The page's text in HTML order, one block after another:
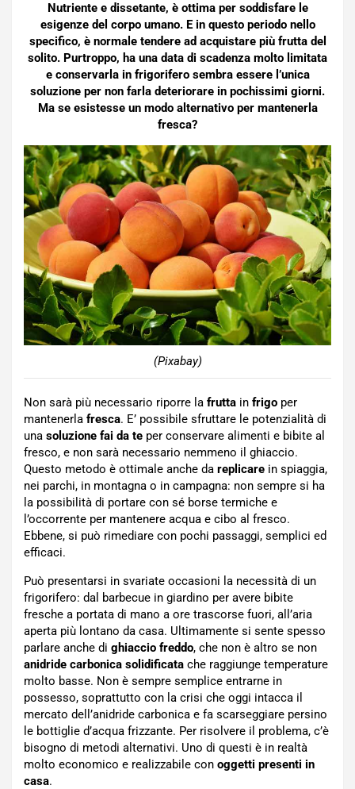
Nutriente e dissetante, è ottima per soddisfare le
esigenze del corpo umano. E in questo periodo nello
specifico, è normale tendere ad acquistare più frutta del
solito. Purtroppo, ha una data di scadenza molto limitata
e conservarla in frigorifero sembra essere l’unica
soluzione per non farla deteriorare in pochissimi giorni.
Ma se esistesse un modo alternativo per mantenerla
fresca?
(Pixabay)
Non sarà più necessario riporre la frutta in frigo per
mantenerla fresca. E’ possibile sfruttare le potenzialità di
una soluzione fai da te per conservare alimenti e bibite al
fresco, e non sarà necessario nemmeno il ghiaccio.
Questo metodo è ottimale anche da replicare in spiaggia,
nei parchi, in montagna o in campagna: non sempre si ha
la possibilità di portare con sé borse termiche e
l’occorrente per mantenere acqua e cibo al fresco.
Ebbene, si può rimediare con pochi passaggi, semplici ed
efficaci.
Può presentarsi in svariate occasioni la necessità di un
frigorifero: dal barbecue in giardino per avere bibite
fresche a portata di mano a ore trascorse fuori, all’aria
aperta più lontano da casa. Ultimamente si sente spesso
parlare anche di ghiaccio freddo, che non è altro se non
anidride carbonica solidificata che raggiunge temperature
molto basse. Non è sempre semplice entrarne in
possesso, soprattutto con la crisi che oggi intacca il
mercato dell’anidride carbonica e fa scarseggiare persino
le bottiglie d’acqua frizzante. Per risolvere il problema, c’è
bisogno di metodi alternativi. Uno di questi è in realtà
molto economico e realizzabile con oggetti presenti in
casa.